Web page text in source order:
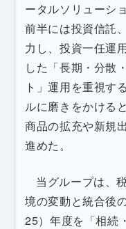
ータルソリューシ
前半には投資信託
力し、投資一任運
した「長期・分散
ト」運用を重視す
ルに磨きをかける
商品の拡充や新規
進めた。
当グループは、
境の変動と統合後
25）年度を「相続